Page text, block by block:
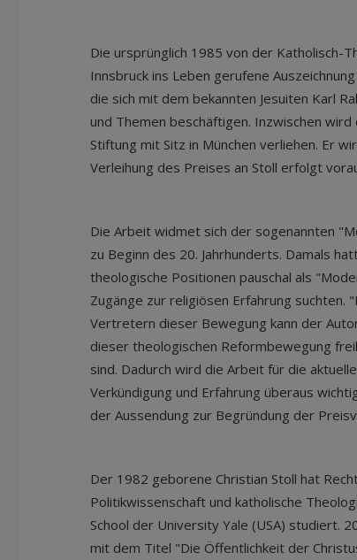
Die ursprünglich 1985 von der Katholisch-
Innsbruck ins Leben gerufene
die sich mit dem bekannten Jesuiten Karl
und Themen beschäftigen. Inzwischen
Stiftung mit Sitz in München verliehen. Er
Verleihung des Preises an Stoll erfolgt
Die Arbeit widmet sich der sogenannten
zu Beginn des 20. Jahrhunderts. Damals
theologische Positionen pauschal als
Zugänge zur religiösen Erfahrung suchten.
Vertretern dieser Bewegung kann der
dieser theologischen Reformbewegung
sind. Dadurch wird die Arbeit für die
Verkündigung und Erfahrung überaus
der Aussendung zur Begründung der
Der 1982 geborene Christian Stoll hat
Politikwissenschaft und katholische
School der University Yale (USA) studiert.
mit dem Titel "Die Öffentlichkeit der